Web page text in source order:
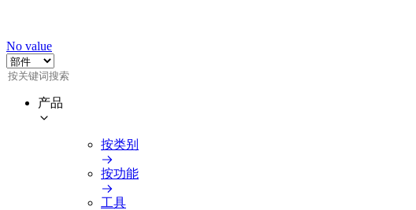
No value
产品
按类别
按功能
工具